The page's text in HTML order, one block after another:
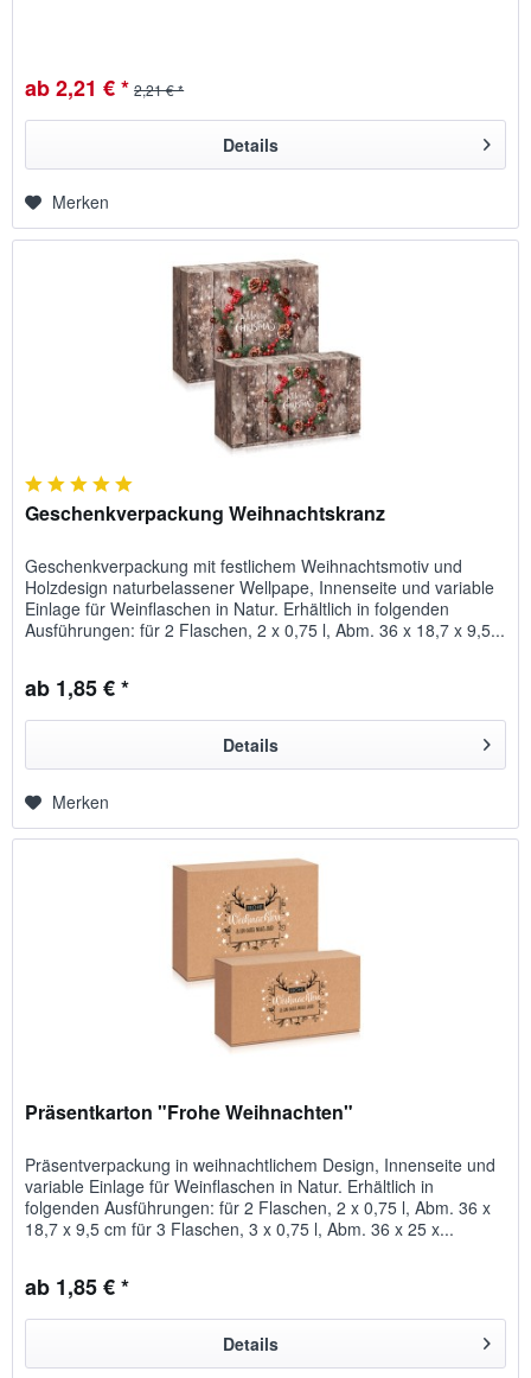
ab 2,21 € * 2,21 € *
Details
Merken
Geschenkverpackung Weihnachtskranz
Geschenkverpackung mit festlichem Weihnachtsmotiv und
Holzdesign naturbelassener Wellpape, Innenseite und variable
Einlage für Weinflaschen in Natur. Erhältlich in folgenden
Ausführungen: für 2 Flaschen, 2 x 0,75 l, Abm. 36 x 18,7 x 9,5...
ab 1,85 € *
Details
Merken
Präsentkarton "Frohe Weihnachten"
Präsentverpackung in weihnachtlichem Design, Innenseite und
variable Einlage für Weinflaschen in Natur. Erhältlich in
folgenden Ausführungen: für 2 Flaschen, 2 x 0,75 l, Abm. 36 x
18,7 x 9,5 cm für 3 Flaschen, 3 x 0,75 l, Abm. 36 x 25 x...
ab 1,85 € *
Details